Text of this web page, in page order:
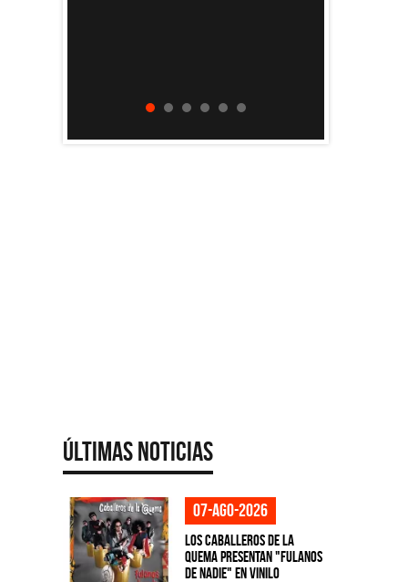
Últimas Noticias
07-ago-2026
Los Caballeros de la
Quema presentan "Fulanos
de Nadie" en vinilo